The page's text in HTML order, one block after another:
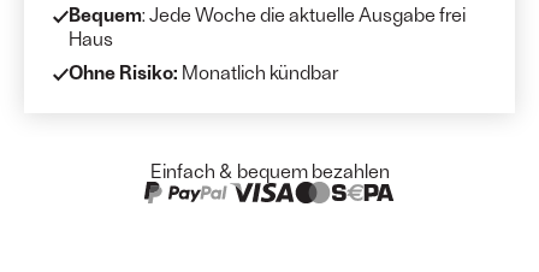
Bequem: Jede Woche die aktuelle Ausgabe frei
Haus
Ohne Risiko: Monatlich kündbar
Einfach & bequem bezahlen